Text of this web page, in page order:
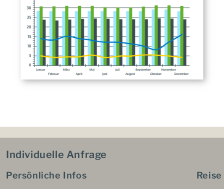
Individuelle Anfrage
Persönliche Infos